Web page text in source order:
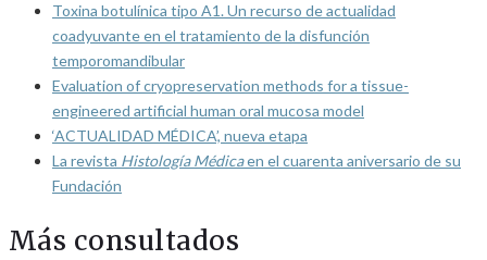
Toxina botulínica tipo A1. Un recurso de actualidad
coadyuvante en el tratamiento de la disfunción
temporomandibular
Evaluation of cryopreservation methods for a tissue-
engineered artificial human oral mucosa model
‘ACTUALIDAD MÉDICA’, nueva etapa
La revista Histología Médicaen el cuarenta aniversario de su
Fundación
Más consultados